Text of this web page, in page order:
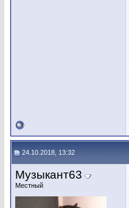
24.10.2018, 13:32
Музыкант63
Местный